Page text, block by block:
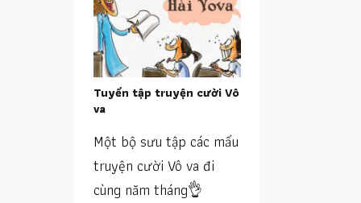
Tuyển tập truyện cười Vô
va
Một bộ sưu tập các mẩu
truyện cười Vô va đi
cùng năm tháng👌